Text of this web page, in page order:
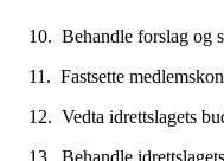
10. Behandle forslag og
11. Fastsette
12. Vedta idrettslagets
13. Behandle